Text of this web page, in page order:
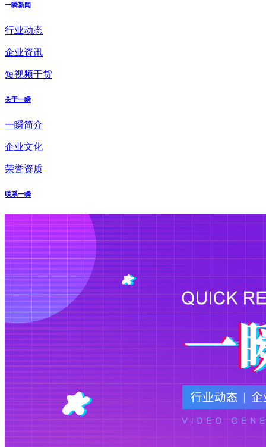
一瞬新闻
行业动态
企业资讯
短视频干货
关于一瞬
一瞬简介
企业文化
荣誉资质
联系一瞬